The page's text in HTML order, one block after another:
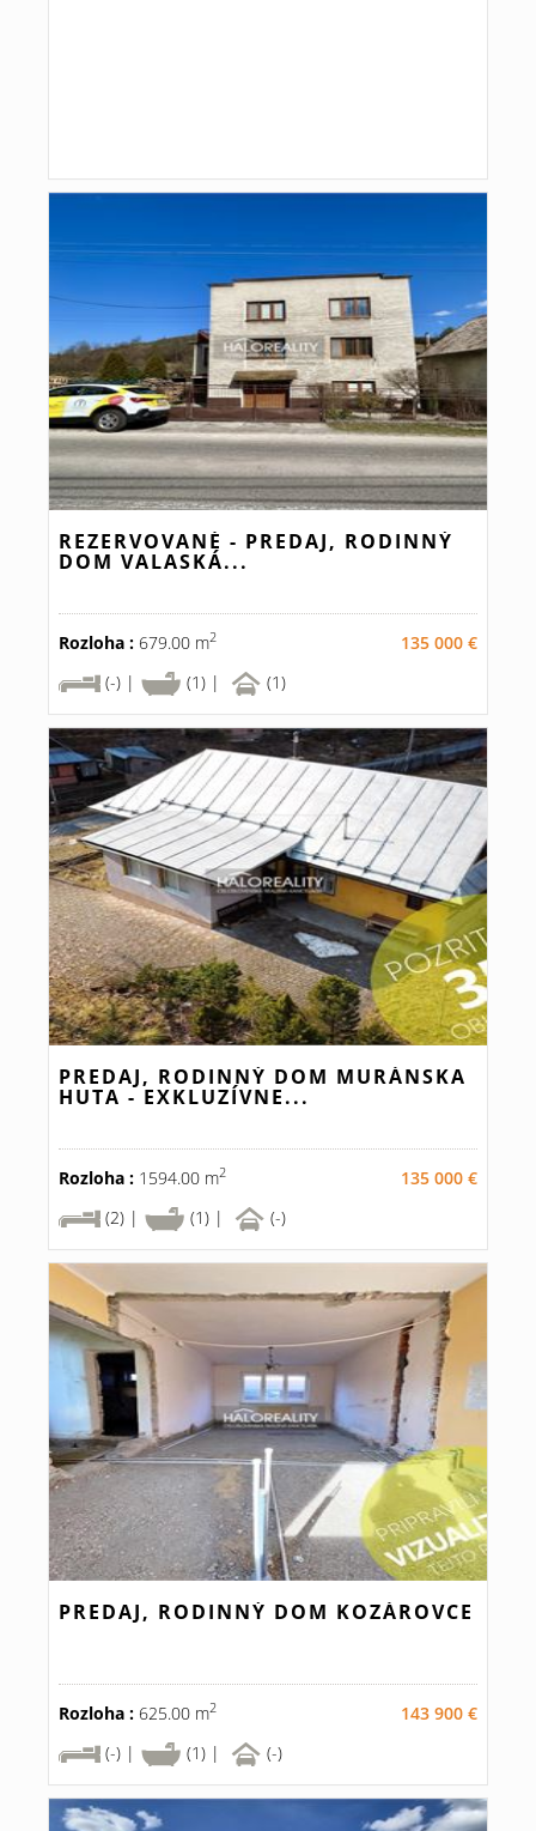
REZERVOVANÉ - PREDAJ, RODINNÝ
DOM VALASKÁ...
Rozloha : 679.00 m2
135 000 €
(-) |
(1) | (1)
PREDAJ, RODINNÝ DOM MURÁNSKA
HUTA - EXKLUZÍVNE...
Rozloha : 1594.00 m2
135 000 €
(2) |
(1) | (-)
PREDAJ, RODINNÝ DOM KOZÁROVCE
Rozloha : 625.00 m2
143 900 €
(-) |
(1) | (-)